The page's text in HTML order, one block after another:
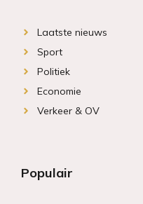
Laatste nieuws
Sport
Politiek
Economie
Verkeer & OV
Populair